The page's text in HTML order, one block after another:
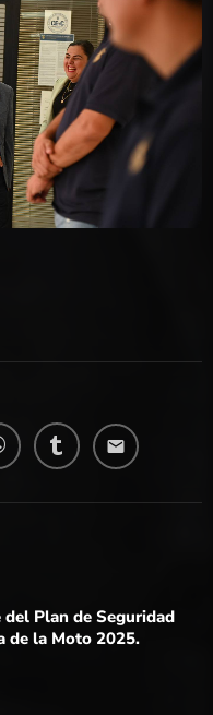
email
Plan de Seguridad
de la Moto 2025.